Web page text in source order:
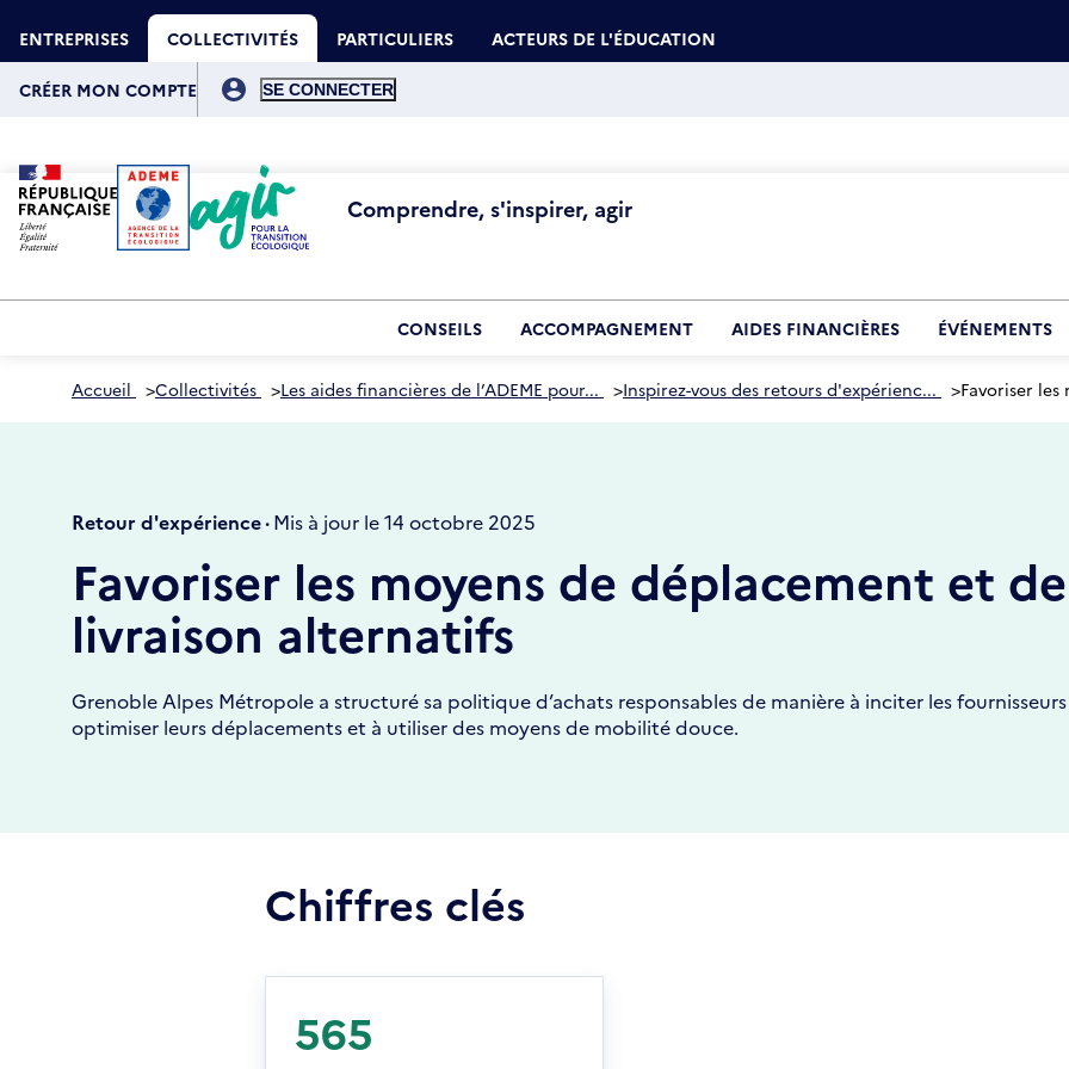
au
contenu
principal
ENTREPRISES COLLECTIVITÉS PARTICULIERS ACTEURS DE L'ÉDUCATION
compte
CRÉER MON COMPTE
Comprendre, s'inspirer, agir
CONSEILS ACCOMPAGNEMENT AIDES FINANCIÈRES ÉVÉNEMENTS
Accueil >Collectivités >Les aides financières de l’ADEME pour... >Inspirez-vous des retours d'expérienc... >Favoriser
Retour d'expérience ·Mis à jour le 14 octobre 2025
Favoriser les moyens de déplacement et de
livraison alternatifs
Grenoble Alpes Métropole a structuré sa politique d’achats responsables de manière à inciter les
optimiser leurs déplacements et à utiliser des moyens de mobilité douce.
Chiffres clés
565